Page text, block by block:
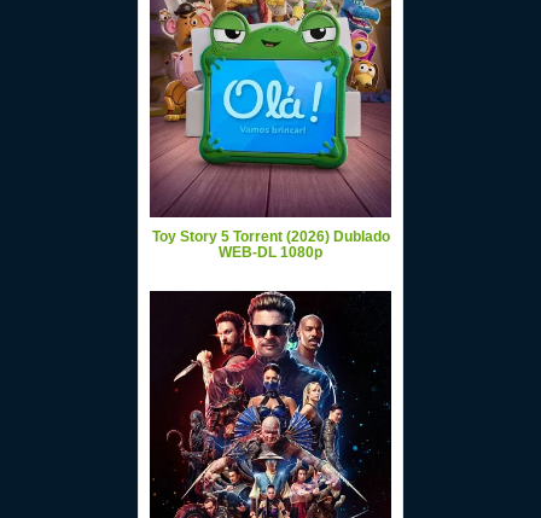
Toy Story 5 Torrent (2026) Dublado
WEB-DL 1080p